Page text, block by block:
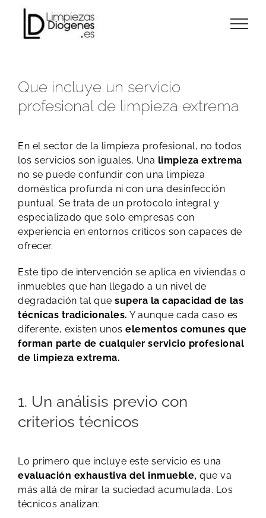
content
Que incluye un servicio
profesional de limpieza extrema
En el sector de la limpieza profesional, no todos
los servicios son iguales. Una limpieza extrema
no se puede confundir con una limpieza
doméstica profunda ni con una desinfección
puntual. Se trata de un protocolo integral y
especializado que solo empresas con
experiencia en entornos críticos son capaces de
ofrecer.
Este tipo de intervención se aplica en viviendas o
inmuebles que han llegado a un nivel de
degradación tal que supera la capacidad de las
técnicas tradicionales. Y aunque cada caso es
diferente, existen unos elementos comunes que
forman parte de cualquier servicio profesional
de limpieza extrema.
1. Un análisis previo con
criterios técnicos
Lo primero que incluye este servicio es una
evaluación exhaustiva del inmueble, que va
más allá de mirar la suciedad acumulada. Los
técnicos analizan: